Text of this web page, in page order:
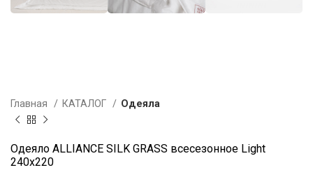
Главная КАТАЛОГ Одеяла
Одеяло ALLIANCE SILK GRASS всесезонное Light
240х220